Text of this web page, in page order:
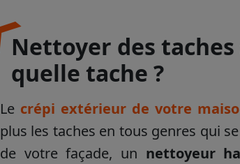
Nettoyer des
quelle tache ?
Le crépi extérieur de votre maiso
plus les taches en tous genres qui
de votre façade, un nettoyeur